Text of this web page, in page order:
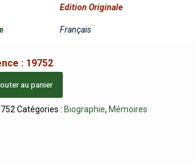
Edition Originale
Français
: 19752
au panier
Catégories : Biographie, Mémoires